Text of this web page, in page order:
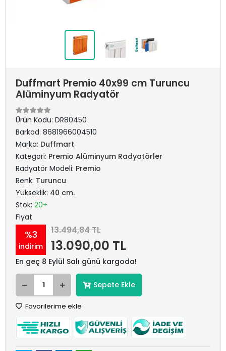
Duffmart Premio 40x99 cm Turuncu
Alüminyum Radyatör
Ürün Kodu: DR80450
Barkod: 8681966004510
Marka: Duffmart
Kategori: Premio Alüminyum Radyatörler
Radyatör Modeli: Premio
Renk: Turuncu
Yükseklik: 40 cm.
Stok: 20+
Fiyat
%3
indirim
13.494,84 TL
13.090,00 TL
En geç 8 Eylül Salı günü kargoda!
Sepete Ekle
Favorilerime ekle